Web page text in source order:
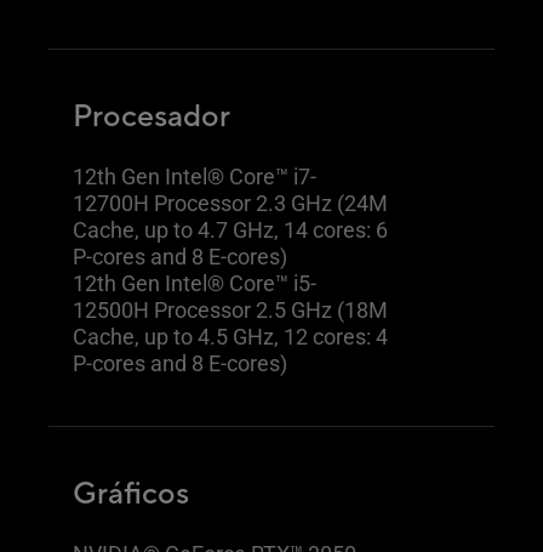
Procesador
12th Gen Intel® Core™ i7-
12700H Processor 2.3 GHz (24M
Cache, up to 4.7 GHz, 14 cores: 6
P-cores and 8 E-cores)
12th Gen Intel® Core™ i5-
12500H Processor 2.5 GHz (18M
Cache, up to 4.5 GHz, 12 cores: 4
P-cores and 8 E-cores)
Gráficos